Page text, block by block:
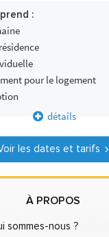
:
pour le logement
détails
les dates et tarifs
À PROPOS
sommes-nous ?